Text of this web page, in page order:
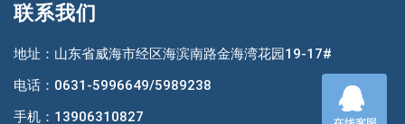
联系我们
地址：山东省威海市经区海滨南路金海湾花园19-17#
电话：0631-5996649/5989238
手机：13906310827